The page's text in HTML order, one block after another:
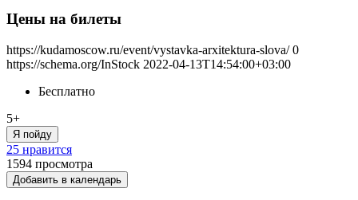
Цены на билеты
https://kudamoscow.ru/event/vystavka-arxitektura-slova/ 0
https://schema.org/InStock 2022-04-13T14:54:00+03:00
Бесплатно
5+
Я пойду
25 нравится
1594 просмотра
Добавить в календарь